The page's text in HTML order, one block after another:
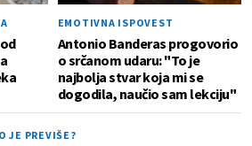
EMOTIVNA ISPOVEST
Antonio Banderas progovorio
o srčanom udaru: "To je
najbolja stvar koja mi se
dogodila, naučio sam lekciju"
JE PREVIŠE?